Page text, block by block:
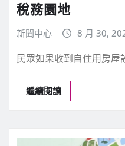
稅務園地
新聞中心 8 月 30,
民眾如果收到自住用房
繼續閱讀